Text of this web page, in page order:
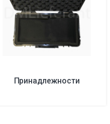
Принадлежности